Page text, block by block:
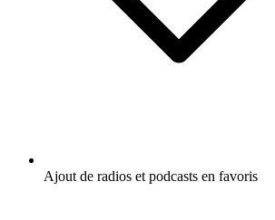
Ajout de radios et podcasts en favoris